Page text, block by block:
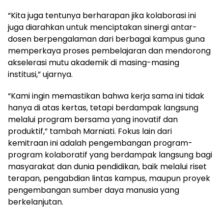
“Kita juga tentunya berharapan jika kolaborasi ini
juga diarahkan untuk menciptakan sinergi antar-
dosen berpengalaman dari berbagai kampus guna
memperkaya proses pembelajaran dan mendorong
akselerasi mutu akademik di masing-masing
institusi,” ujarnya.
“Kami ingin memastikan bahwa kerja sama ini tidak
hanya di atas kertas, tetapi berdampak langsung
melalui program bersama yang inovatif dan
produktif,” tambah Marniati. Fokus lain dari
kemitraan ini adalah pengembangan program-
program kolaboratif yang berdampak langsung bagi
masyarakat dan dunia pendidikan, baik melalui riset
terapan, pengabdian lintas kampus, maupun proyek
pengembangan sumber daya manusia yang
berkelanjutan.